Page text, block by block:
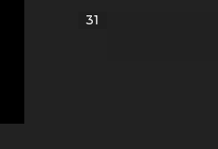
31